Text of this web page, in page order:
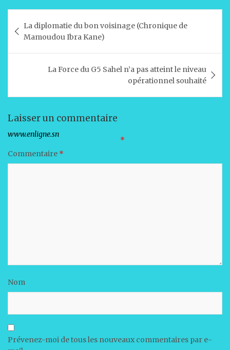
at
s
A
c
e
b
o
k
k
e
dI
n
ai
l
ta
g
er
de
l’article
La diplomatie du bon voisinage (Chronique de
Mamoudou Ibra Kane)
La Force du G5 Sahel n’a pas atteint le niveau
opérationnel souhaité
Laisser un commentaire
Votre adresse e-mail ne sera pas publiée.
Les champs obligatoires sont indiqués avec *
Commentaire *
Nom
Prévenez-moi de tous les nouveaux commentaires par e-